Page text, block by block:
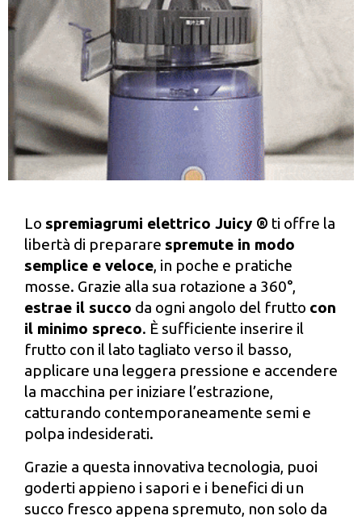
Lo spremiagrumi elettrico Juicy ® ti offre la
libertà di preparare spremute in modo
semplice e veloce, in poche e pratiche
mosse. Grazie alla sua rotazione a 360°,
estrae il succo da ogni angolo del frutto con
il minimo spreco. È sufficiente inserire il
frutto con il lato tagliato verso il basso,
applicare una leggera pressione e accendere
la macchina per iniziare l’estrazione,
catturando contemporaneamente semi e
polpa indesiderati.
Grazie a questa innovativa tecnologia, puoi
goderti appieno i sapori e i benefici di un
succo fresco appena spremuto, non solo da